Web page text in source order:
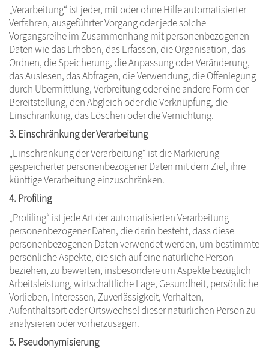
„Verarbeitung“ ist jeder, mit oder ohne Hilfe automatisierter
Verfahren, ausgeführter Vorgang oder jede solche
Vorgangsreihe im Zusammenhang mit personenbezogenen
Daten wie das Erheben, das Erfassen, die Organisation, das
Ordnen, die Speicherung, die Anpassung oder Veränderung,
das Auslesen, das Abfragen, die Verwendung, die Offenlegung
durch Übermittlung, Verbreitung oder eine andere Form der
Bereitstellung, den Abgleich oder die Verknüpfung, die
Einschränkung, das Löschen oder die Vernichtung.
3. Einschränkung der Verarbeitung
„Einschränkung der Verarbeitung“ ist die Markierung
gespeicherter personenbezogener Daten mit dem Ziel, ihre
künftige Verarbeitung einzuschränken.
4. Profiling
„Profiling“ ist jede Art der automatisierten Verarbeitung
personenbezogener Daten, die darin besteht, dass diese
personenbezogenen Daten verwendet werden, um bestimmte
persönliche Aspekte, die sich auf eine natürliche Person
beziehen, zu bewerten, insbesondere um Aspekte bezüglich
Arbeitsleistung, wirtschaftliche Lage, Gesundheit, persönliche
Vorlieben, Interessen, Zuverlässigkeit, Verhalten,
Aufenthaltsort oder Ortswechsel dieser natürlichen Person zu
analysieren oder vorherzusagen.
5. Pseudonymisierung